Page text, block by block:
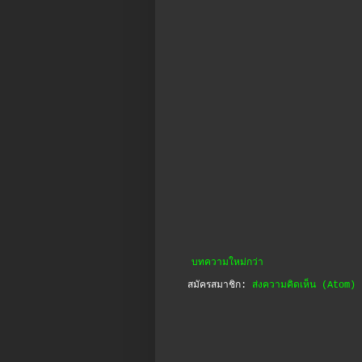
บทความใหม่กว่า
สมัครสมาชิก: ส่งความคิดเห็น (Atom)